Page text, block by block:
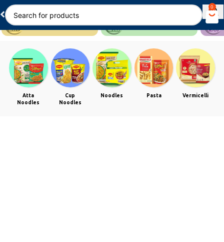
0
Atta
Noodles
Cup
Noodles
Noodles Pasta Vermicelli